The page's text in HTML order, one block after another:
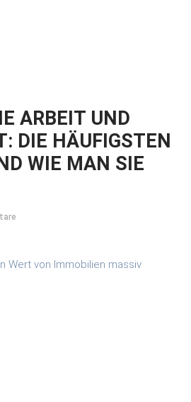
ARBEIT UND
DIE HÄUFIGSTEN
WIE MAN SIE